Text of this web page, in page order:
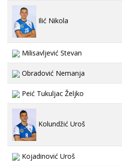
Ilić Nikola
Milisavljević Stevan
Obradović Nemanja
Peić Tukuljac Željko
Kolundžić Uroš
Kojadinović Uroš